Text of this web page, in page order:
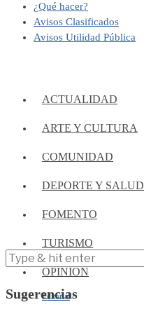
¿Qué hacer?
Avisos Clasificados
Avisos Utilidad Pública
ACTUALIDAD
ARTE Y CULTURA
COMUNIDAD
DEPORTE Y SALUD
FOMENTO
TURISMO
OPINIÓN
Editorial
Sugerencias